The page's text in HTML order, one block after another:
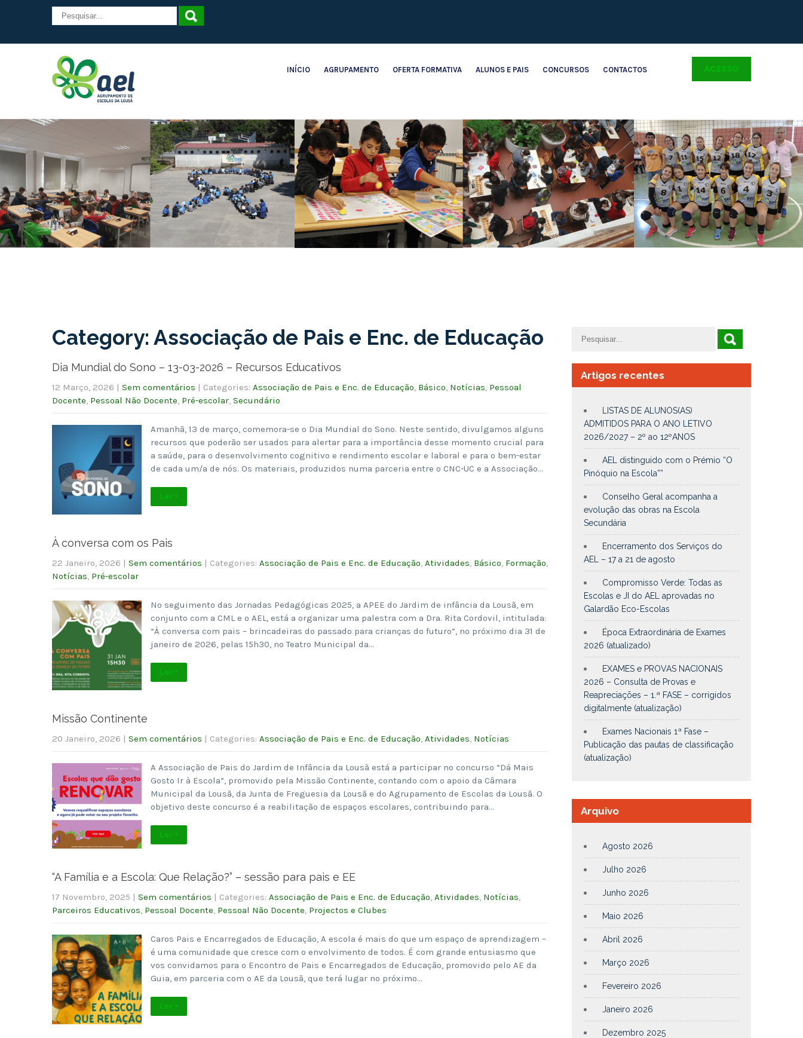
INÍCIO AGRUPAMENTO OFERTA FORMATIVA ALUNOS E PAIS CONCURSOS CONTACTOS ACESSO
Category: Associação de Pais e Enc. de Educação
Dia Mundial do Sono – 13-03-2026 – Recursos Educativos
12 Março, 2026 | Sem comentários | Categories: Associação de Pais e Enc. de Educação, Básico, Notícias, Pessoal
Docente, Pessoal Não Docente, Pré-escolar, Secundário
Amanhã, 13 de março, comemora-se o Dia Mundial do Sono. Neste sentido, divulgamos alguns
recursos que poderão ser usados para alertar para a importância desse momento crucial para
a saúde, para o desenvolvimento cognitivo e rendimento escolar e laboral e para o bem-estar
de cada um/a de nós. Os materiais, produzidos numa parceria entre o CNC-UC e a Associação…
Ler +
À conversa com os Pais
22 Janeiro, 2026 | Sem comentários | Categories: Associação de Pais e Enc. de Educação, Atividades, Básico, Formação,
Notícias, Pré-escolar
No seguimento das Jornadas Pedagógicas 2025, a APEE do Jardim de infância da Lousã, em
conjunto com a CML e o AEL, está a organizar uma palestra com a Dra. Rita Cordovil, intitulada:
“À conversa com pais – brincadeiras do passado para crianças do futuro”, no próximo dia 31 de
janeiro de 2026, pelas 15h30, no Teatro Municipal da…
Ler +
Missão Continente
20 Janeiro, 2026 | Sem comentários | Categories: Associação de Pais e Enc. de Educação, Atividades, Notícias
A Associação de Pais do Jardim de Infância da Lousã está a participar no concurso “Dá Mais
Gosto Ir à Escola”, promovido pela Missão Continente, contando com o apoio da Câmara
Municipal da Lousã, da Junta de Freguesia da Lousã e do Agrupamento de Escolas da Lousã. O
objetivo deste concurso é a reabilitação de espaços escolares, contribuindo para…
Ler +
“A Família e a Escola: Que Relação?” – sessão para pais e EE
17 Novembro, 2025 | Sem comentários | Categories: Associação de Pais e Enc. de Educação, Atividades, Notícias,
Parceiros Educativos, Pessoal Docente, Pessoal Não Docente, Projectos e Clubes
Caros Pais e Encarregados de Educação, A escola é mais do que um espaço de aprendizagem –
é uma comunidade que cresce com o envolvimento de todos. É com grande entusiasmo que
vos convidamos para o Encontro de Pais e Encarregados de Educação, promovido pelo AE da
Guia, em parceria com o AE da Lousã, que terá lugar no próximo…
Ler +
Artigos recentes
LISTAS DE ALUNOS(AS)
ADMITIDOS PARA O ANO LETIVO
2026/2027 – 2º ao 12ºANOS
AEL distinguido com o Prémio “O
Pinóquio na Escola””
Conselho Geral acompanha a
evolução das obras na Escola
Secundária
Encerramento dos Serviços do
AEL – 17 a 21 de agosto
Compromisso Verde: Todas as
Escolas e JI do AEL aprovadas no
Galardão Eco-Escolas
Época Extraordinária de Exames
2026 (atualizado)
EXAMES e PROVAS NACIONAIS
2026 – Consulta de Provas e
Reapreciações – 1.ª FASE – corrigidos
digitalmente (atualização)
Exames Nacionais 1ª Fase –
Publicação das pautas de classificação
(atualização)
Arquivo
Agosto 2026
Julho 2026
Junho 2026
Maio 2026
Abril 2026
Março 2026
Fevereiro 2026
Janeiro 2026
Dezembro 2025